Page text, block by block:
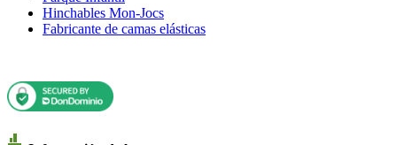
Hinchables Mon-Jocs
Fabricante de camas elásticas